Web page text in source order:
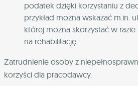
podatek dzięki korzystaniu z
przykład można wskazać m.in.
której można skorzystać w
na rehabilitację.
Zatrudnienie osoby z
korzyści dla pracodawcy.